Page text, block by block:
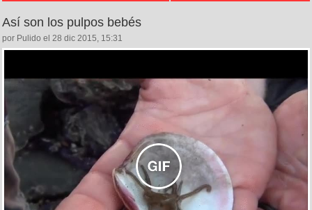
Así son los pulpos bebés
por Pulido el 28 dic 2015, 15:31